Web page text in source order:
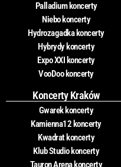
Palladium koncerty
Niebo koncerty
Hydrozagadka koncerty
Hybrydy koncerty
Expo XXI koncerty
VooDoo koncerty
Koncerty Kraków
Gwarek koncerty
Kamienna12 koncerty
Kwadrat koncerty
Klub Studio koncerty
Tauron Arena koncerty